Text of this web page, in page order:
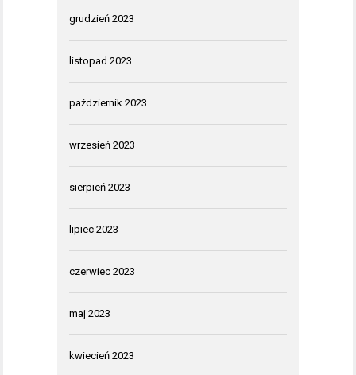
grudzień 2023
listopad 2023
październik 2023
wrzesień 2023
sierpień 2023
lipiec 2023
czerwiec 2023
maj 2023
kwiecień 2023